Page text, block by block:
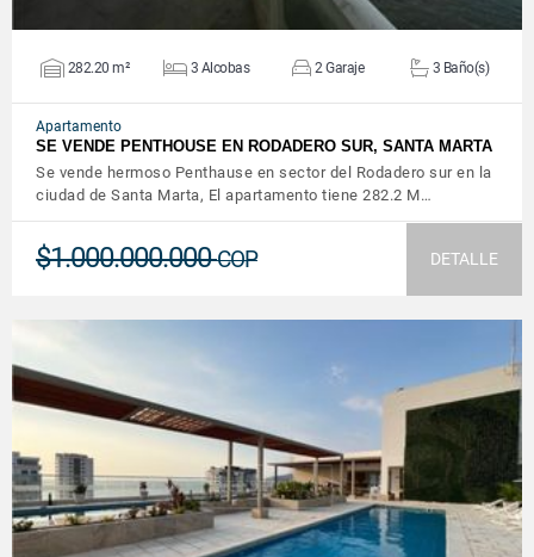
282.20 m² 3 Alcobas 2 Garaje 3 Baño(s)
Apartamento
SE VENDE PENTHOUSE EN RODADERO SUR, SANTA MARTA
Se vende hermoso Penthause en sector del Rodadero sur en la
ciudad de Santa Marta, El apartamento tiene 282.2 M…
$1.000.000.000COP DETALLE
VER DETALLES